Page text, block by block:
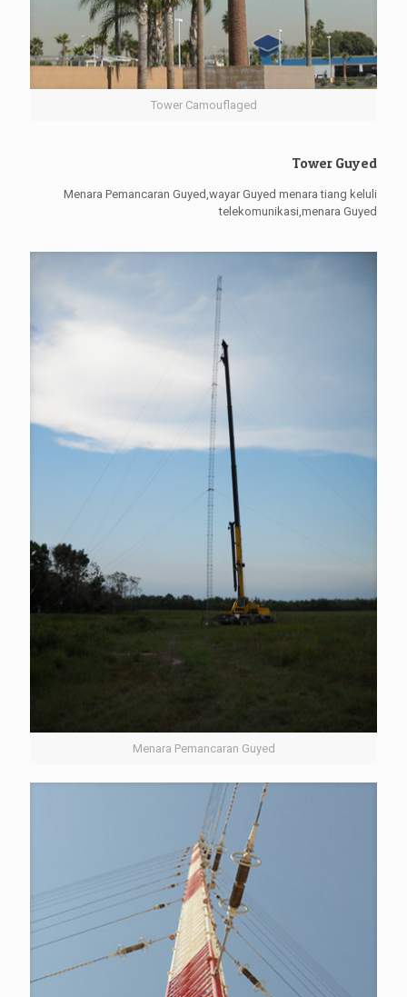
Tower Camouflaged
Tower Guyed
Menara Pemancaran Guyed,wayar Guyed menara tiang keluli
telekomunikasi,menara Guyed
Menara Pemancaran Guyed